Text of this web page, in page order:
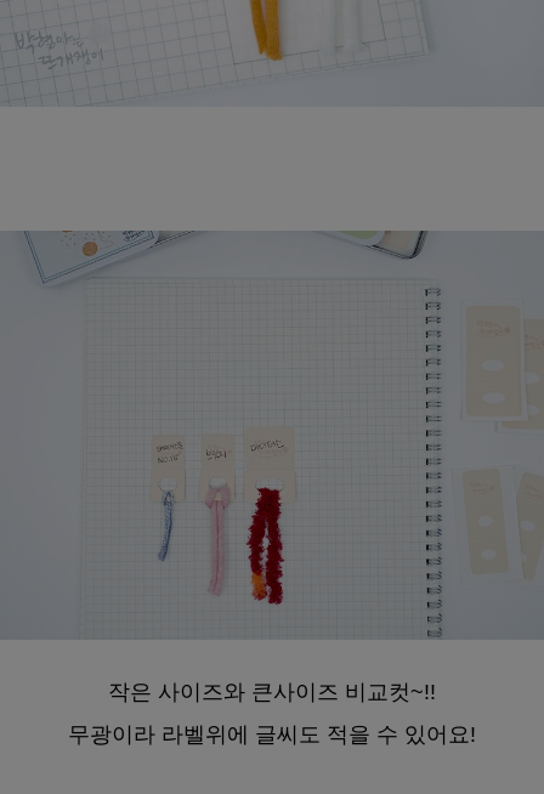
작은 사이즈와 큰사이즈 비교컷~!!
무광이라 라벨위에 글씨도 적을 수 있어요!